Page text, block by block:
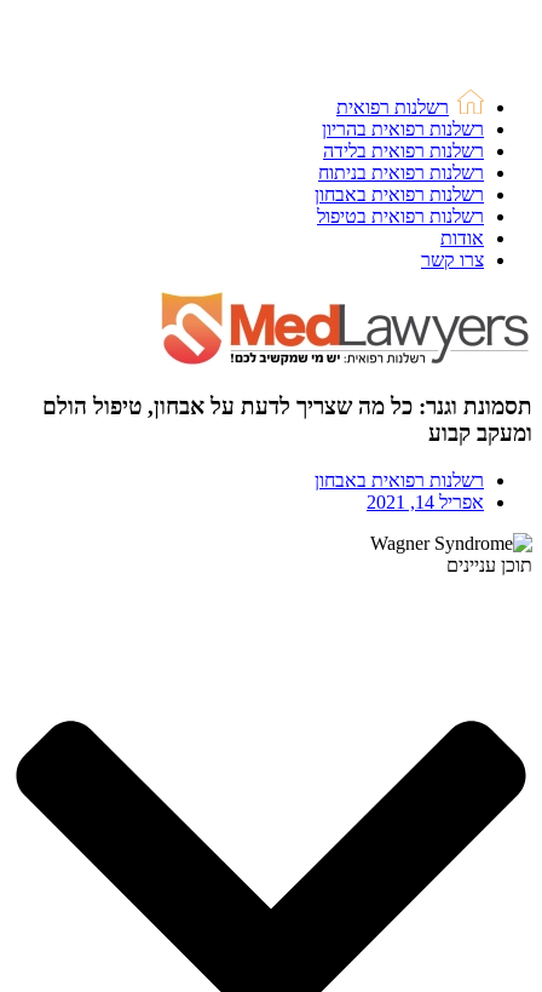
רשלנות רפואית
רשלנות רפואית בהריון
רשלנות רפואית בלידה
רשלנות רפואית בניתוח
רשלנות רפואית באבחון
רשלנות רפואית בטיפול
אודות
צרו קשר
תסמונת וגנר: כל מה שצריך לדעת על אבחון, טיפול הולם
ומעקב קבוע
רשלנות רפואית באבחון
אפריל 14, 2021
תוכן עניינים